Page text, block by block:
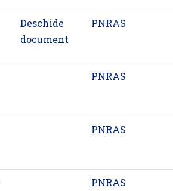
Deschide
document
PNRAS
PNRAS
PNRAS
PNRAS